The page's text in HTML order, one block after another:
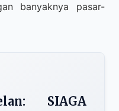
banyaknya pasar-
SIAGA